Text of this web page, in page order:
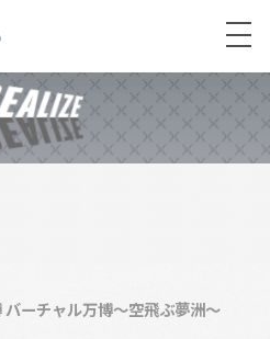
ーチャル万博〜空飛ぶ夢洲〜